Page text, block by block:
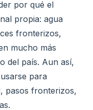
por qué el
propia: agua
fronterizos,
mucho más
del país. Aun así,
para
pasos fronterizos,